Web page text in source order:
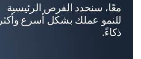
معًا، سنحدد الفرص الرئيسية
للنمو عملك بشكل أسرع وأكثر
ذكاءً.